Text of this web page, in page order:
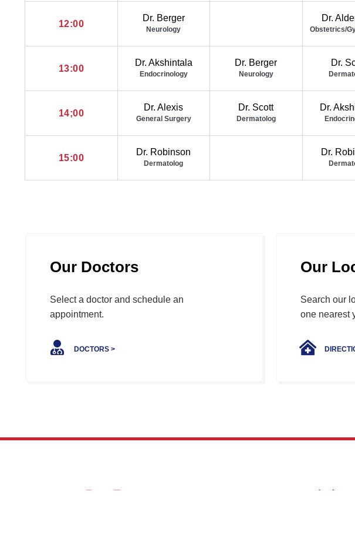
12:00
Dr. Berger
Neurology
Dr.
Obstetrics/
13:00
Dr. Akshintala
Endocrinology
Dr. Berger
Neurology
Dr.
14;00
Dr. Alexis
General Surgery
Dr. Scott
Dermatolog
Dr.
15:00
Dr. Robinson
Dermatolog
Dr.
Our Doctors
Select a doctor and schedule an
appointment.
DOCTORS >
Our
Search our
one nearest
Sponsori și